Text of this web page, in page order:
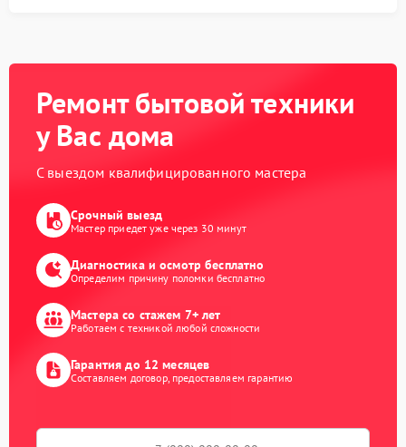
Ремонт бытовой техники
у Вас дома
С выездом квалифицированного мастера
Срочный выезд
Мастер приедет уже через 30 минут
Диагностика и осмотр бесплатно
Определим причину поломки бесплатно
Мастера со стажем 7+ лет
Работаем с техникой любой сложности
Гарантия до 12 месяцев
Составляем договор, предоставляем гарантию